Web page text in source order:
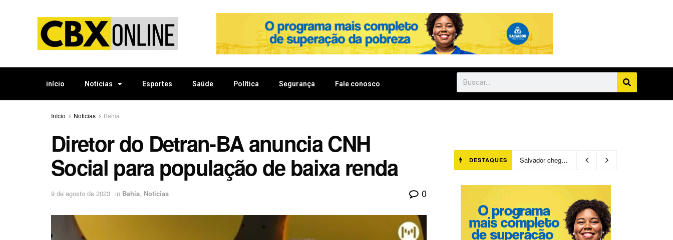
início Noticias Esportes Saúde Política Segurança Fale conosco
Início Noticias Bahia
Diretor do Detran-BA anuncia CNH
Social para população de baixa renda
9 de agosto de 2023 in Bahia, Noticias 0
DESTAQUES Salvador chegará a 640 áreas protegidas pela Prefeitura com investimentos em contenções de encostas e prevenção de riscos